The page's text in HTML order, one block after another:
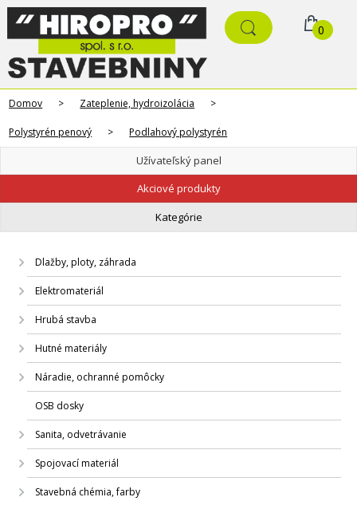
0
Domov > Zateplenie, hydroizolácia >
Polystyrén penový > Podlahový polystyrén
Užívateľský panel
Akciové produkty
Kategórie
Dlažby, ploty, záhrada
Elektromateriál
Hrubá stavba
Hutné materiály
Náradie, ochranné pomôcky
OSB dosky
Sanita, odvetrávanie
Spojovací materiál
Stavebná chémia, farby